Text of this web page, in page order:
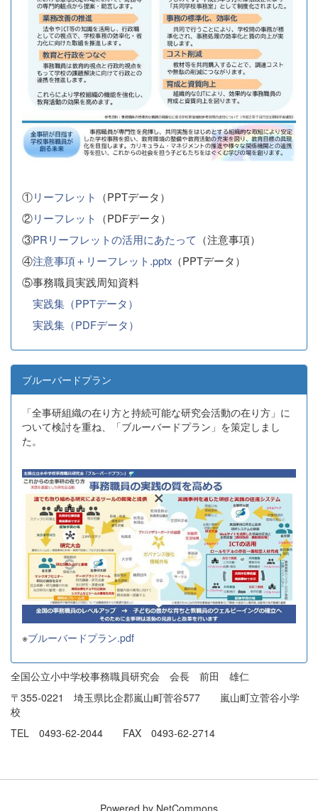
①リーフレット （PPTデータ）
②リーフレット （PDFデータ）
③PRリーフレットの活用にあたって （注意事項）
④注意事項＋リーフレット.pptx （PPTデータ）
⑤事務職員実践周知資料
実践集（PPTデータ）
実践集（PDFデータ）
ブルーバードプラン
「全事研組織の在り方と持続可能な研究会活動の在り方」に
ついて検討を重ね、「ブルーバードプラン」を策定しまし
た。
※ブルーバードプラン.pdf
全国公立小中学校事務職員研究会 会長 前田 雄仁
〒355-0221 埼玉県比企郡嵐山町菅谷577 嵐山町立菅谷小学
校
TEL 0493-62-2044 FAX 0493-62-2714
Powered by NetCommons